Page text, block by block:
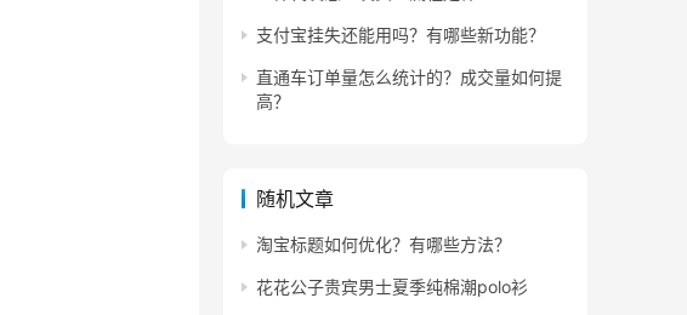
支付宝挂失还能用吗？有哪些新功能？
直通车订单量怎么统计的？成交量如何提
高？
随机文章
淘宝标题如何优化？有哪些方法？
花花公子贵宾男士夏季纯棉潮polo衫